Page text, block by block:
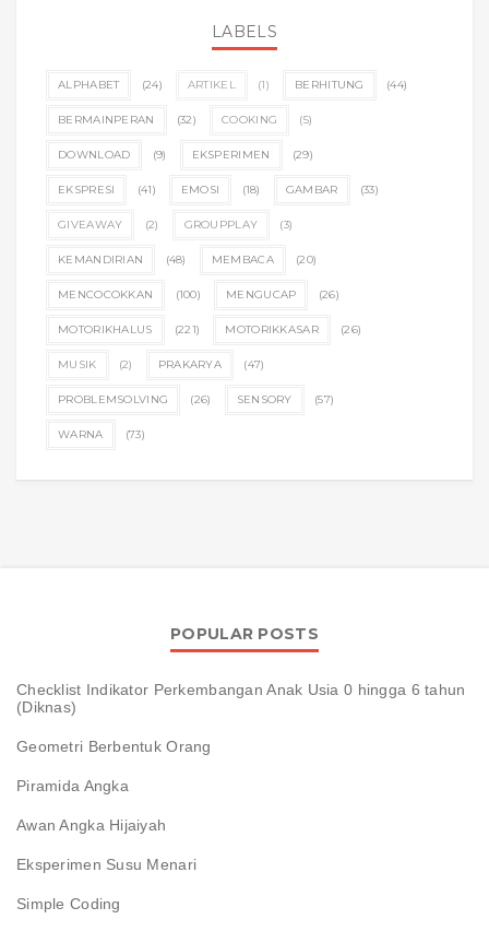
LABELS
ALPHABET (24) ARTIKEL (1) BERHITUNG (44)
BERMAINPERAN (32) COOKING (5)
DOWNLOAD (9) EKSPERIMEN (29)
EKSPRESI (41) EMOSI (18) GAMBAR (33)
GIVEAWAY (2) GROUPPLAY (3)
KEMANDIRIAN (48) MEMBACA (20)
MENCOCOKKAN (100) MENGUCAP (26)
MOTORIKHALUS (221) MOTORIKKASAR (26)
MUSIK (2) PRAKARYA (47)
PROBLEMSOLVING (26) SENSORY (57)
WARNA (73)
POPULAR POSTS
Checklist Indikator Perkembangan Anak Usia 0 hingga 6 tahun
(Diknas)
Geometri Berbentuk Orang
Piramida Angka
Awan Angka Hijaiyah
Eksperimen Susu Menari
Simple Coding